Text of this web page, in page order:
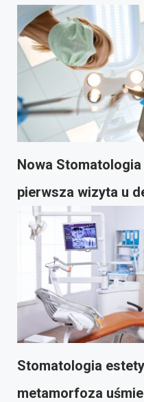
Nowa
pierwsza wizyta u
Stomatologia
metamorfoza